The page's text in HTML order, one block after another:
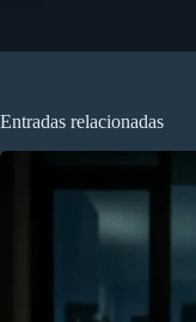
Entradas relacionadas